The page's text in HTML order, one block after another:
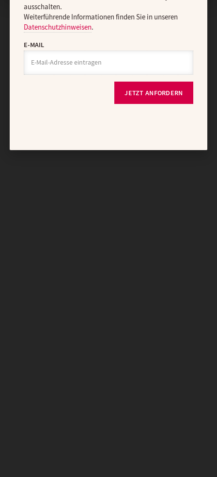
ausschalten.
Weiterführende Informationen finden Sie in unseren
Datenschutzhinweisen.
E-MAIL
JETZT ANFORDERN